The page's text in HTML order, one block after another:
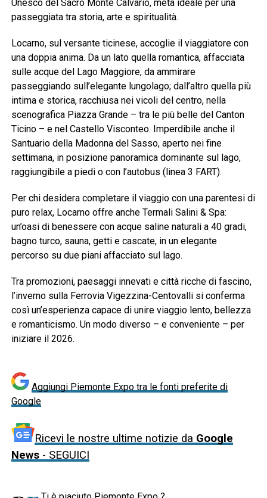
Unesco del Sacro Monte Calvario, meta ideale per una
passeggiata tra storia, arte e spiritualità.
Locarno, sul versante ticinese, accoglie il viaggiatore con
una doppia anima. Da un lato quella romantica, affacciata
sulle acque del Lago Maggiore, da ammirare
passeggiando sull’elegante lungolago; dall’altro quella più
intima e storica, racchiusa nei vicoli del centro, nella
scenografica Piazza Grande – tra le più belle del Canton
Ticino – e nel Castello Visconteo. Imperdibile anche il
Santuario della Madonna del Sasso, aperto nei fine
settimana, in posizione panoramica dominante sul lago,
raggiungibile a piedi o con l’autobus (linea 3 FART).
Per chi desidera completare il viaggio con una parentesi di
puro relax, Locarno offre anche Termali Salini & Spa:
un’oasi di benessere con acque saline naturali a 40 gradi,
bagno turco, sauna, getti e cascate, in un elegante
percorso su due piani affacciato sul lago.
Tra promozioni, paesaggi innevati e città ricche di fascino,
l’inverno sulla Ferrovia Vigezzina-Centovalli si conferma
così un’esperienza capace di unire viaggio lento, bellezza
e romanticismo. Un modo diverso – e conveniente – per
iniziare il 2026.
Aggiungi Piemonte Expo tra le fonti preferite di
Google
Ricevi le nostre ultime notizie da Google
News- SEGUICI